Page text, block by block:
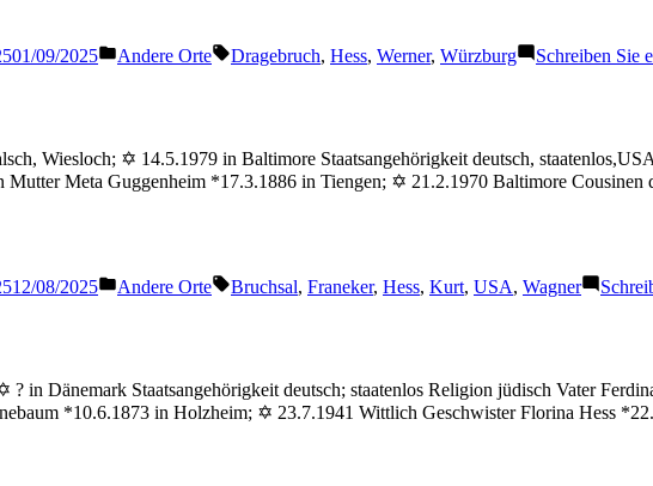
01/09/2025
Veröffentlicht
Andere Orte Schlagwörter:
Dragebruch, Hess, Werner, Würzburg Schreiben Sie
Wiesloch; ✡ 14.5.1979 in Baltimore Staatsangehörigkeit deutsch,
Mutter Meta Guggenheim *17.3.1886 in Tiengen; ✡ 21.2.1970 Baltimore
12/08/2025
Veröffentlicht
Andere Orte Schlagwörter:
Bruchsal, Franeker, Hess, Kurt, USA, Wagner
in Dänemark Staatsangehörigkeit deutsch; staatenlos Religion jüdisch Vater
*10.6.1873 in Holzheim; ✡ 23.7.1941 Wittlich Geschwister Florina Hess